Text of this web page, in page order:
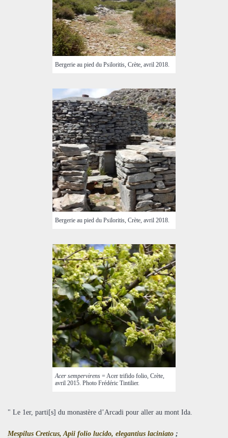
Bergerie au pied du Psiloritis, Crète, avril 2018.
Bergerie au pied du Psiloritis, Crète, avril 2018.
Acer sempervirens = Acer trifido folio, Crète,
avril 2015. Photo Frédéric Tintilier.
" Le 1er, parti[s] du monastère d’Arcadi pour aller au mont Ida.
Mespilus Creticus, Apii folio lucido, elegantius laciniato ;